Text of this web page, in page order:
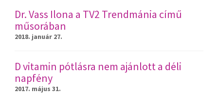
Dr. Vass Ilona a TV2 Trendmánia című
műsorában
2018. január 27.
D vitamin pótlásra nem ajánlott a déli
napfény
2017. május 31.